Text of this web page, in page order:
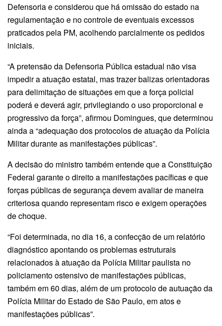
Defensoria e considerou que há omissão do estado na
regulamentação e no controle de eventuais excessos
praticados pela PM, acolhendo parcialmente os pedidos
iniciais.
“A pretensão da Defensoria Pública estadual não visa
impedir a atuação estatal, mas trazer balizas orientadoras
para delimitação de situações em que a força policial
poderá e deverá agir, privilegiando o uso proporcional e
progressivo da força”, afirmou Domingues, que determinou
ainda a “adequação dos protocolos de atuação da Polícia
Militar durante as manifestações públicas”.
A decisão do ministro também entende que a Constituição
Federal garante o direito a manifestações pacíficas e que
forças públicas de segurança devem avaliar de maneira
criteriosa quando representam risco e exigem operações
de choque.
“Foi determinada, no dia 16, a confecção de um relatório
diagnóstico apontando os problemas estruturais
relacionados à atuação da Polícia Militar paulista no
policiamento ostensivo de manifestações públicas,
também em 60 dias, além de um protocolo de autuação da
Polícia Militar do Estado de São Paulo, em atos e
manifestações públicas”.